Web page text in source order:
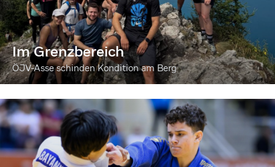
Im Grenzbereich
ÖJV-Asse schinden Kondition am Berg